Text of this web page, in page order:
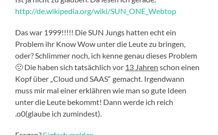
http://de.wikipedia.org/wiki/SUN_ONE_Webtop
Das war 1999!!!!! Die SUN Jungs hatten echt ein
Problem ihr Know Wow unter die Leute zu bringen,
oder? Schlimmer noch, ich kenne genau dieses Problem
🙁 Die haben sich tatsächlich vor 13 Jahren schon einen
Kopf über „Cloud und SAAS“ gemacht. Irgendwann
muss mir mal einer erklähren wie man so gute Ideen
unter die Leute bekommt! Dann werde ich reich
.o0(glaube ich zumindest).